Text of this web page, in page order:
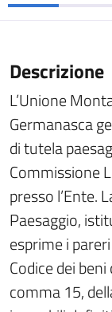
Descrizione
L’Unione
Germanasca
di tutela
Commissione
presso l’Ente.
Paesaggio,
esprime i
Codice dei
comma 15,